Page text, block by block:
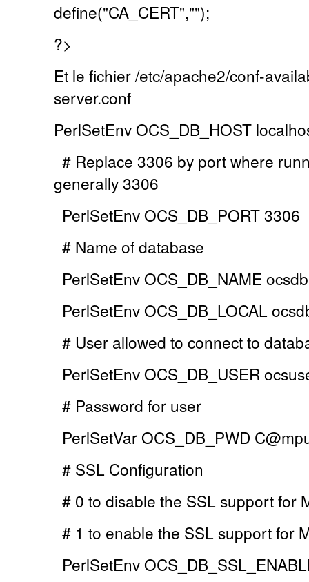
define("CA_CERT","");
?>
Et le fichier/etc/apache2/conf-
server.conf
PerlSetEnv OCS_DB_HOST
# Replace 3306 by port where
generally 3306
PerlSetEnv OCS_DB_PORT 3306
# Name of database
PerlSetEnv OCS_DB_NAME ocsdb
PerlSetEnv OCS_DB_LOCAL
# User allowed to connect to
PerlSetEnv OCS_DB_USER
# Password for user
PerlSetVar OCS_DB_PWD
# SSL Configuration
# 0 to disable the SSL support for
# 1 to enable the SSL support for
PerlSetEnv